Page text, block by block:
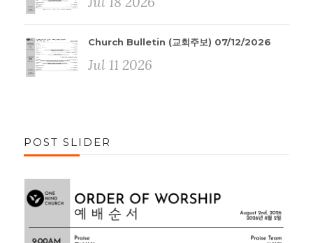
Church Bulletin (교회주보) 07/12/2026
Jul 11 2026
POST SLIDER